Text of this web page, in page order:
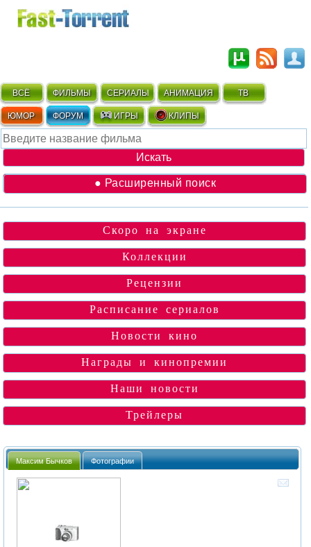
ВСЁ ФИЛЬМЫ СЕРИАЛЫ АНИМАЦИЯ ТВ
ЮМОР ФОРУМ ИГРЫ КЛИПЫ
● Расширенный поиск
Скоро на экране
Коллекции
Рецензии
Расписание сериалов
Новости кино
Награды и кинопремии
Наши новости
Трейлеры
Максим Бычков Фотографии